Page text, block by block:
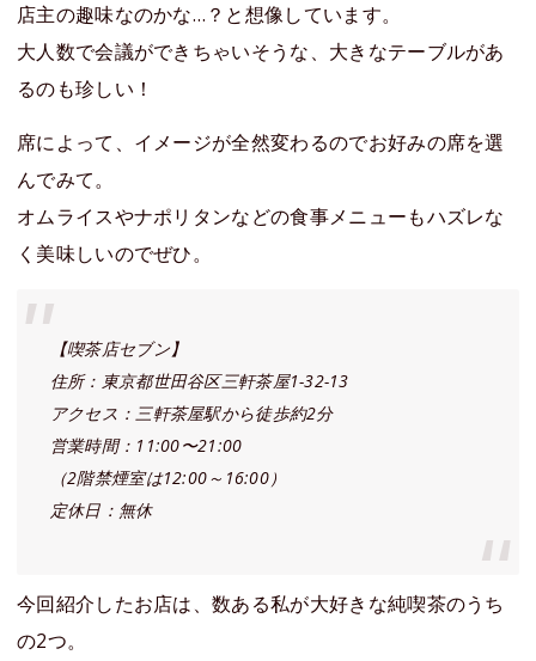
店主の趣味なのかな…？と想像しています。
大人数で会議ができちゃいそうな、大きなテーブルがあ
るのも珍しい！
席によって、イメージが全然変わるのでお好みの席を選
んでみて。
オムライスやナポリタンなどの食事メニューもハズレな
く美味しいのでぜひ。
【喫茶店セブン】
住所：東京都世田谷区三軒茶屋1-32-13
アクセス：三軒茶屋駅から徒歩約2分
営業時間：11:00〜21:00
（2階禁煙室は12:00～16:00）
定休日：無休
今回紹介したお店は、数ある私が大好きな純喫茶のうち
の2つ。